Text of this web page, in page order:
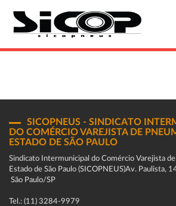
SICOPNEUS - SINDICATO
DO COMÉRCIO VAREJISTA DE
ESTADO DE SÃO PAULO
Sindicato Intermunicipal do Comércio Varejista
Estado de São Paulo (SICOPNEUS)Av. Paulista,
São Paulo/SP
Tel.: (11) 3284-9979